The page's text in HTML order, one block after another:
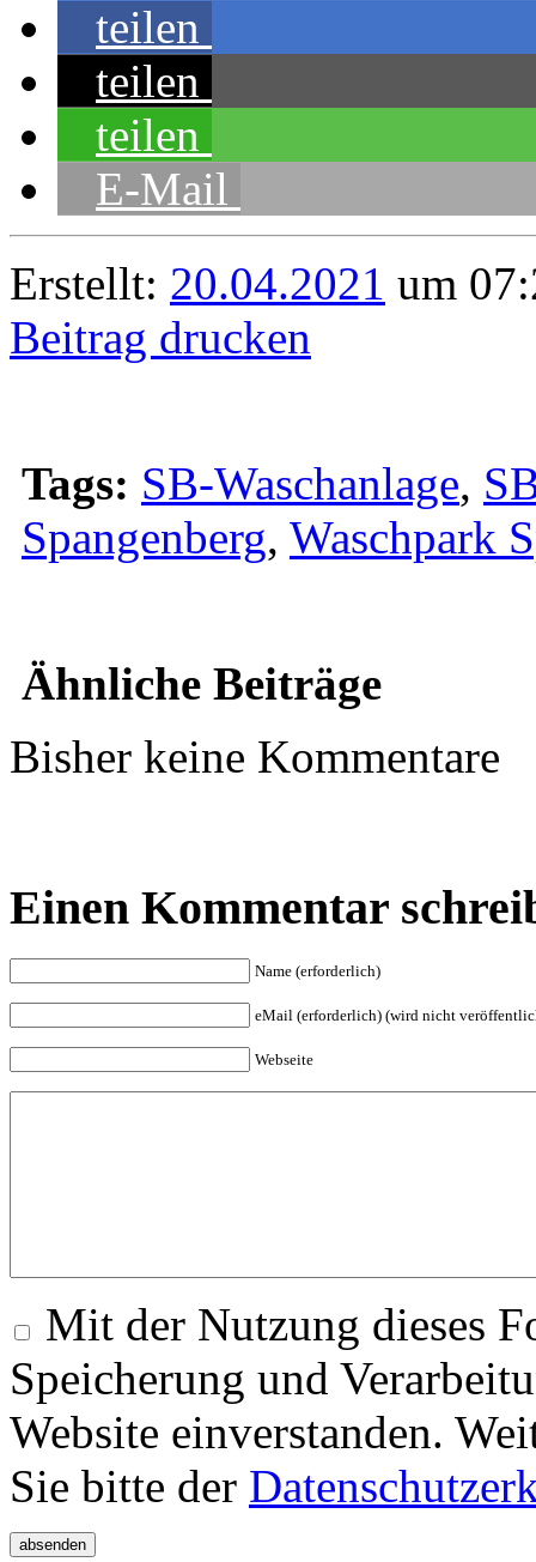
teilen
teilen
teilen
E-Mail
Erstellt: 20.04.2021 um
Beitrag drucken
Tags: SB-Waschanlage,
Spangenberg, Waschpark
Ähnliche Beiträge
Bisher keine Kommentare
Einen Kommentar
Name (erforderlich)
eMail (erforderlich) (wird nicht
Webseite
Mit der Nutzung dieses
Speicherung und
Website einverstanden.
Sie bitte der